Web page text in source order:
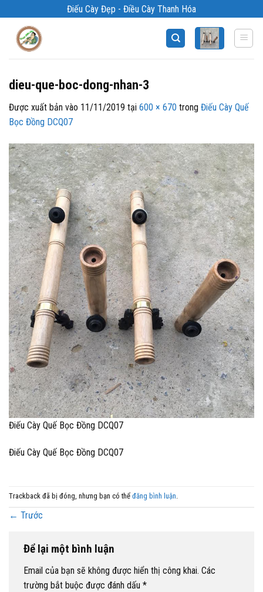
qua
Điếu Cày Đẹp - Điều Cày Thanh Hóa
dieu-que-boc-dong-nhan-3
Được xuất bản vào 11/11/2019 tại 600 × 670 trong Điếu Cày Quế
Bọc Đồng DCQ07
Điếu Cày Quế Bọc Đồng DCQ07
Điếu Cày Quế Bọc Đồng DCQ07
Trackback đã bị đóng, nhưng bạn có thể đăng bình luận
← Trước
Để lại một bình luận
Email của bạn sẽ không được hiển thị công khai. Các
trường bắt buộc được đánh dấu *